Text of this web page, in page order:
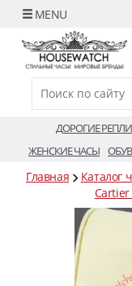
ДОРОГИЕ
ЖЕНСКИЕ ЧАСЫ
Главная Каталог
Cartier